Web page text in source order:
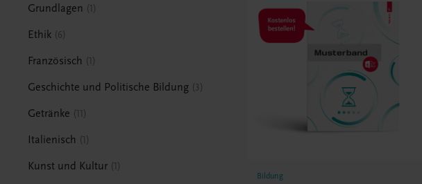
Grundlagen
1
Ethik 6
Französisch 1
Geschichte und Politische Bildung 3
Getränke 11
Italienisch 1
Kunst und Kultur 1
Bildung